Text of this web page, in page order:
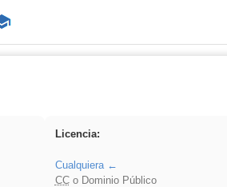
Licencia:
Cualquiera
CCo Dominio Público